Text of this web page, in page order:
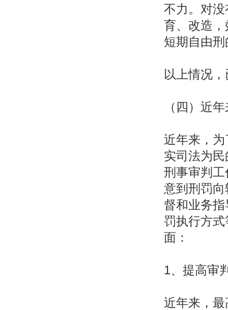
不力。对
育、改造
短期自由
以上情况
（四）近
近年来，为
实司法为
刑事审判
意到刑罚
督和业务
罚执行方
面：
1、提高审
近年来，